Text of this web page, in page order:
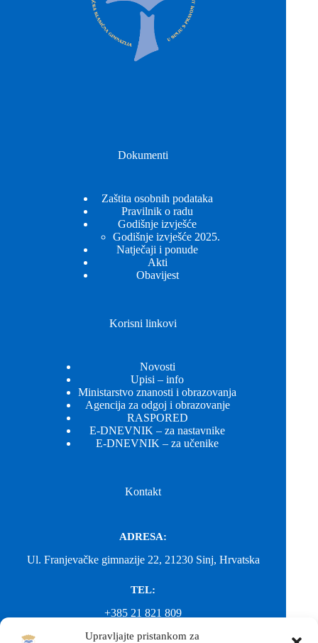
Upravljajte pristankom za
Dokumenti
Zaštita osobnih podataka
Pravilnik o radu
Godišnje izvješće
Godišnje izvješće 2025.
Natječaji i ponude
Akti
Obavijest
Korisni linkovi
Novosti
Upisi – info
Ministarstvo znanosti i obrazovanja
Agencija za odgoj i obrazovanje
RASPORED
E-DNEVNIK – za nastavnike
E-DNEVNIK – za učenike
Kontakt
ADRESA:
Ul. Franjevačke gimnazije 22, 21230 Sinj, Hrvatska
TEL:
+385 21 821 809